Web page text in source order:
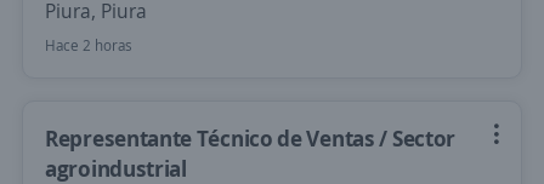
Piura, Piura
Hace 2 horas
Representante Técnico de Ventas / Sector
agroindustrial